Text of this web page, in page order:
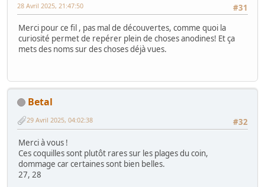
#31
28 Avril 2025, 21:47:50
Merci pour ce fil , pas mal de découvertes, comme quoi la
curiosité permet de repérer plein de choses anodines! Et ça
mets des noms sur des choses déjà vues.
Betal
#32
29 Avril 2025, 04:02:38
Merci à vous !
Ces coquilles sont plutôt rares sur les plages du coin,
dommage car certaines sont bien belles.
27, 28